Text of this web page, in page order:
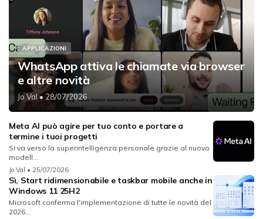
APPLICAZIONI
WhatsApp attiva le chiamate via browser
e altre novità
Jo Val• 28/07/2026
Meta AI può agire per tuo conto e portare a
termine i tuoi progetti
Si va verso la superintelligenza personale grazie al nuovo
modell...
Jo Val • 25/07/2026
Sì, Start ridimensionabile e taskbar mobile anche in
Windows 11 25H2
Microsoft conferma l'implementazione di tutte le novità del
2026...